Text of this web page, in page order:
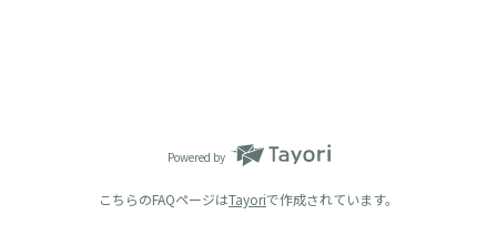
Powered by
こちらのFAQページはTayoriで作成されています。